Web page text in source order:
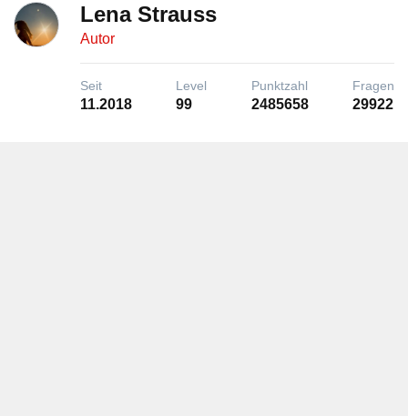
Lena Strauss
Autor
Seit
11.2018
Level
99
Punktzahl
2485658
Fragen
29922